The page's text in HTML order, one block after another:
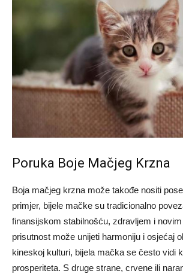
Poruka Boje Mačjeg Krzna
Boja mačjeg krzna može takođe nositi
primjer, bijele mačke su tradicionalno
finansijskom stabilnošću, zdravljem i
prisutnost može unijeti harmoniju i osjećaj
kineskoj kulturi, bijela mačka se često vidi
prosperiteta. S druge strane, crvene ili